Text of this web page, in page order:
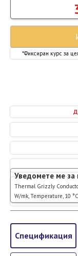
*Фиксиран курс за
Уведомете ме за
Thermal Grizzly
W/mk, Temperature, 10
Спецификация